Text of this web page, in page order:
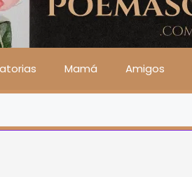
Mamá Amigos